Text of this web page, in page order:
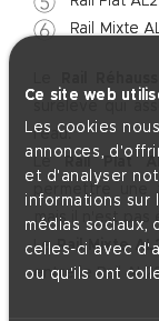
Ce site web
Les cookies
annonces,
et d'analyser
informations
médias sociaux,
celles-ci avec
ou qu'ils ont
Rail Mixte
l'eau.
Rail Plat
permettre une
mais il n'est pas
LeRail Mixte
entre le Rail